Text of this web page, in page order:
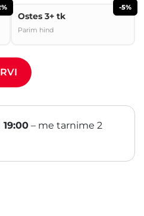
-5%
Ostes 3+ tk
Parim hind
– me tarnime 2